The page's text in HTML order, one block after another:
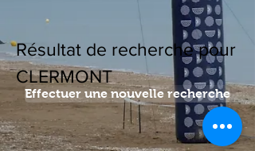
Résultat de recherche pour
CLERMONT
Effectuer une nouvelle recherche